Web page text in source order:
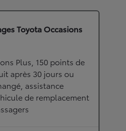
Toyota Occasions
Plus, 150 points de
après 30 jours ou
assistance
de remplacement